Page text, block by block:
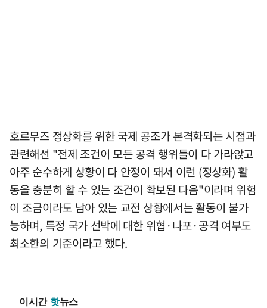
호르무즈 정상화를 위한 국제 공조가 본격화되는 시점과
관련해선 "전제 조건이 모든 공격 행위들이 다 가라앉고
아주 순수하게 상황이 다 안정이 돼서 이런 (정상화) 활
동을 충분히 할 수 있는 조건이 확보된 다음"이라며 위험
이 조금이라도 남아 있는 교전 상황에서는 활동이 불가
능하며, 특정 국가 선박에 대한 위협·나포·공격 여부도
최소한의 기준이라고 했다.
이시간 핫뉴스